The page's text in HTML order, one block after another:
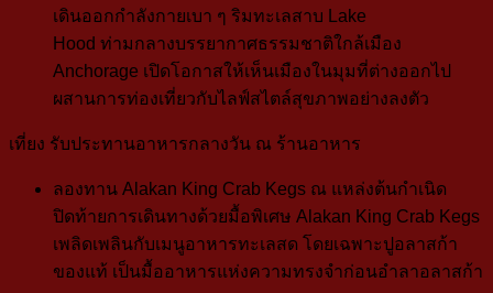
เดินออกกำลังกายเบา ๆ ริมทะเลสาบ Lake
Hood ท่ามกลางบรรยากาศธรรมชาติใกล้เมือง
Anchorage เปิดโอกาสให้เห็นเมืองในมุมที่ต่างออกไป
ผสานการท่องเที่ยวกับไลฟ์สไตล์สุขภาพอย่างลงตัว
เที่ยง รับประทานอาหารกลางวัน ณ ร้านอาหาร
ลองทาน Alakan King Crab Kegs ณ แหล่งต้นกำเนิด
ปิดท้ายการเดินทางด้วยมื้อพิเศษ Alakan King Crab Kegs
เพลิดเพลินกับเมนูอาหารทะเลสด โดยเฉพาะปูอลาสก้า
ของแท้ เป็นมื้ออาหารแห่งความทรงจำก่อนอำลาอลาสก้า